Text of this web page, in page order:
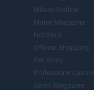
Milano Notizie
Motor Magazine
Notizie.it
Offerte Shopping
Pet Story
Professione Lavoro
Sport Magazine